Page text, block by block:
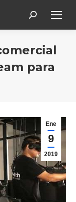
Search:
para
Ene
9
2019